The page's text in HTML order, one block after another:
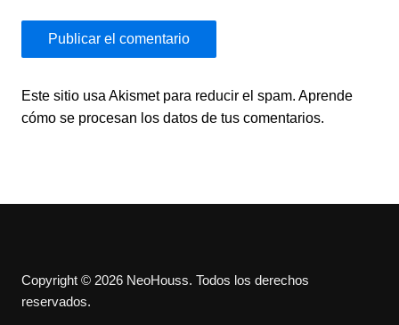
Este sitio usa Akismet para reducir el spam. Aprende
cómo se procesan los datos de tus comentarios.
Copyright © 2026 NeoHouss. Todos los derechos
reservados.